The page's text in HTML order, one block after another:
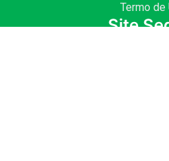
Termo de
Site